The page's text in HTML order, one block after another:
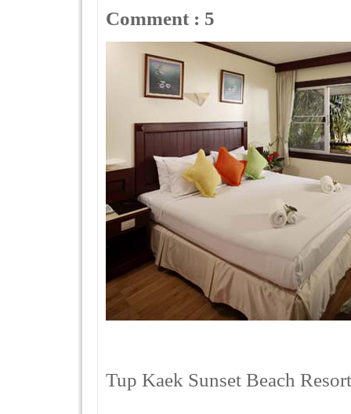
Comment : 5
Tup Kaek Sunset Beach